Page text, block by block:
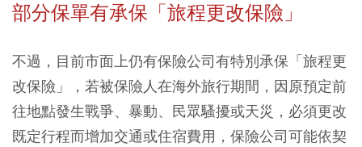
部分保單有承保「旅程更改保險」
不過，目前市面上仍有保險公司有特別承保「旅程更
改保險」，若被保險人在海外旅行期間，因原預定前
往地點發生戰爭、暴動、民眾騷擾或天災，必須更改
既定行程而增加交通或住宿費用，保險公司可能依契